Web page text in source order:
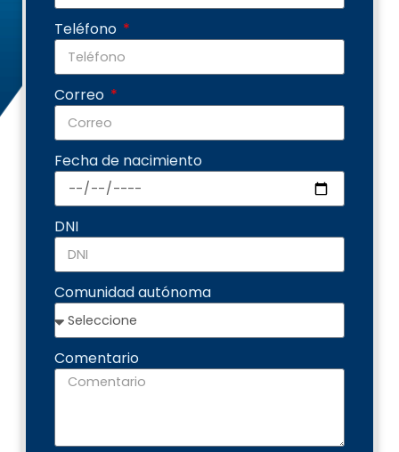
Teléfono
Correo
Fecha de nacimiento
DNI
Comunidad autónoma
Comentario